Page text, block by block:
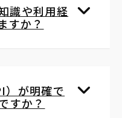
識や利用経
すか？
）が明確で
すか？